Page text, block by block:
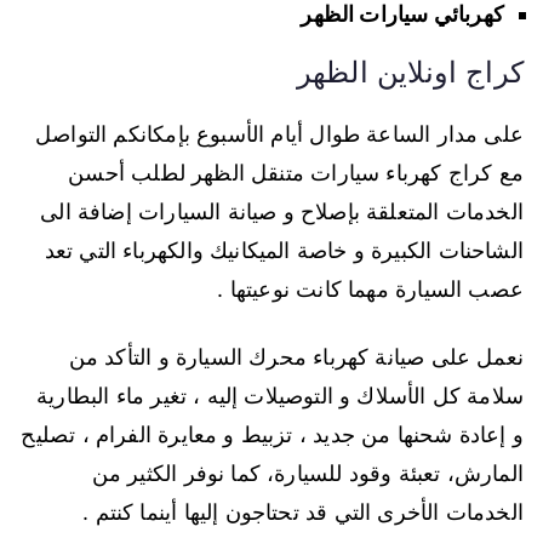
كهربائي سيارات الظهر
كراج اونلاين الظهر
على مدار الساعة طوال أيام الأسبوع بإمكانكم التواصل
مع كراج كهرباء سيارات متنقل الظهر لطلب أحسن
الخدمات المتعلقة بإصلاح و صيانة السيارات إضافة الى
الشاحنات الكبيرة و خاصة الميكانيك والكهرباء التي تعد
عصب السيارة مهما كانت نوعيتها .
نعمل على صيانة كهرباء محرك السيارة و التأكد من
سلامة كل الأسلاك و التوصيلات إليه ، تغير ماء البطارية
و إعادة شحنها من جديد ، تزبيط و معايرة الفرام ، تصليح
المارش، تعبئة وقود للسيارة، كما نوفر الكثير من
الخدمات الأخرى التي قد تحتاجون إليها أينما كنتم .